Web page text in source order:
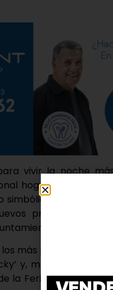
vivir la noche
hoguera de San
a través
proyectos, y lo
de la mano
los más pequeños
y, más tarde, a
la Feria a través de